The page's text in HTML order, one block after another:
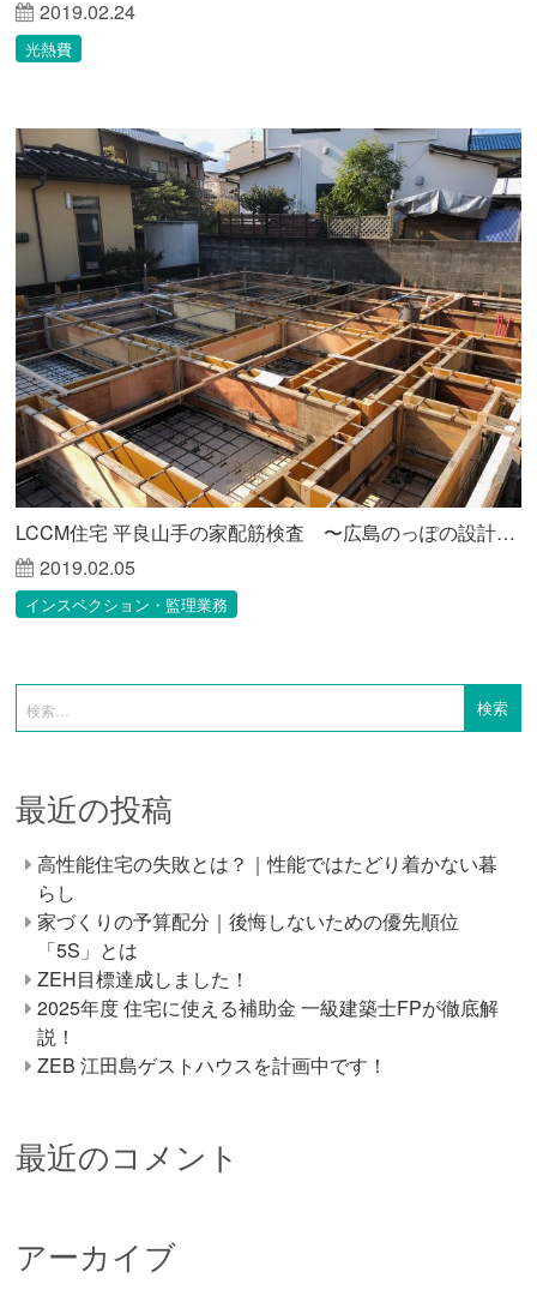
2019.02.24
光熱費
LCCM住宅 平良山手の家配筋検査 〜広島のっぽの設計事務所が見る未来〜
2019.02.05
インスペクション・監理業務
最近の投稿
高性能住宅の失敗とは？｜性能ではたどり着かない暮
らし
家づくりの予算配分｜後悔しないための優先順位
「5S」とは
ZEH目標達成しました！
2025年度 住宅に使える補助金 一級建築士FPが徹底解
説！
ZEB 江田島ゲストハウスを計画中です！
最近のコメント
アーカイブ